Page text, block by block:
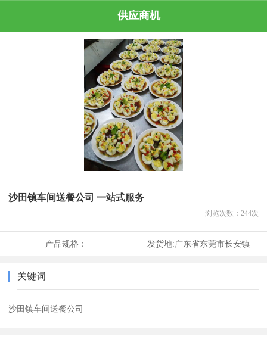
供应商机
沙田镇车间送餐公司 一站式服务
浏览次数： 244次
产品规格： 发货地:广东省东莞市长安镇
关键词
沙田镇车间送餐公司